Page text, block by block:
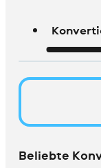
Beliebte